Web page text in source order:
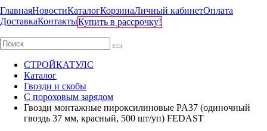
ГлавнаяНовостиКаталогКорзинаЛичный кабинетОплата
ДоставкаКонтактыКупить в рассрочку!
СТРОЙКАТУЛС
Каталог
Гвозди и скобы
С пороховым зарядом
Гвозди монтажные пироксилиновые PA37 (одиночный
гвоздь 37 мм, красный, 500 шт/уп) FEDAST